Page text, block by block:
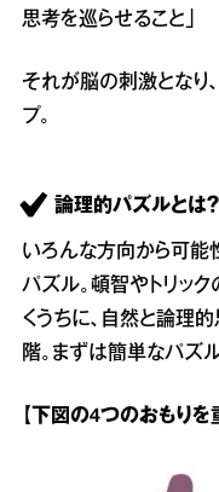
思考を巡らせること」
それが脳の刺激となり
プ。
論理的パズルとは？
いろんな方向から可能
パズル。頓智やトリッ
くうちに、自然と論理
階。まずは簡単なパズ
【下図の4つのおもり